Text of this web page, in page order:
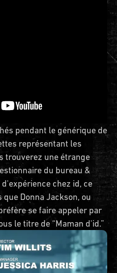
pendant le générique de
représentant les
trouverez une étrange
du bureau &
chez id, ce
Donna Jackson, ou
se faire appeler par
le titre de “Maman d'id.”